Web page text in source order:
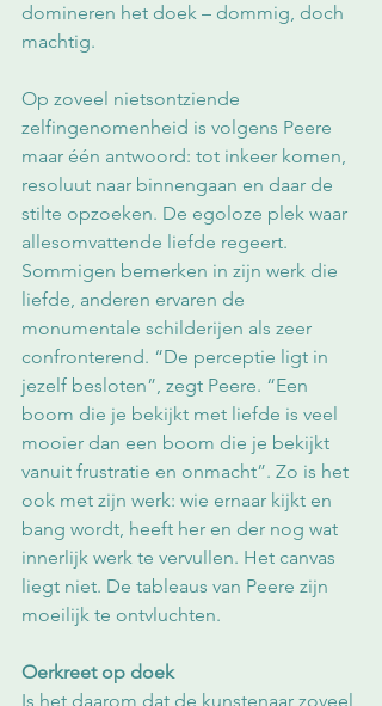
domineren het doek – dommig, doch
machtig.
Op zoveel nietsontziende
zelfingenomenheid is volgens Peere
maar één antwoord: tot inkeer komen,
resoluut naar binnengaan en daar de
stilte opzoeken. De egoloze plek waar
allesomvattende liefde regeert.
Sommigen bemerken in zijn werk die
liefde, anderen ervaren de
monumentale schilderijen als zeer
confronterend. “De perceptie ligt in
jezelf besloten”, zegt Peere. “Een
boom die je bekijkt met liefde is veel
mooier dan een boom die je bekijkt
vanuit frustratie en onmacht”. Zo is het
ook met zijn werk: wie ernaar kijkt en
bang wordt, heeft her en der nog wat
innerlijk werk te vervullen. Het canvas
liegt niet. De tableaus van Peere zijn
moeilijk te ontvluchten.
Oerkreet op doek
Is het daarom dat de kunstenaar zoveel